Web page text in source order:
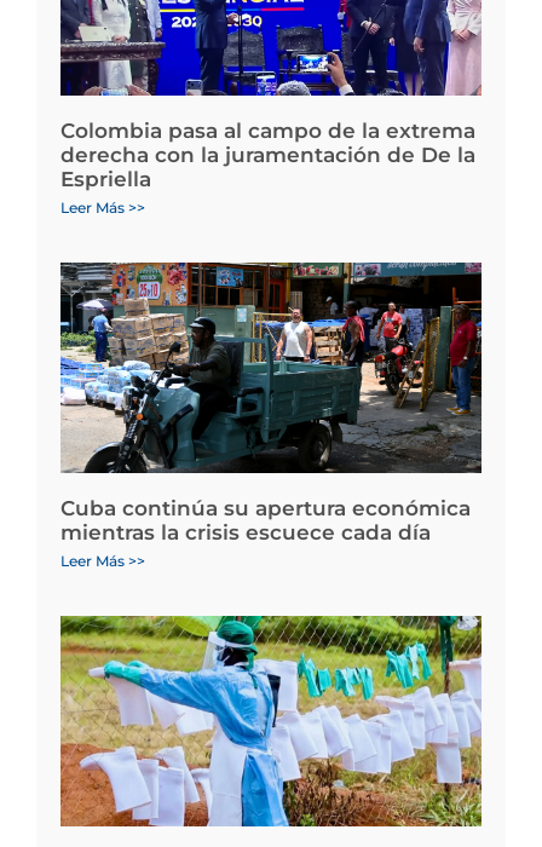
Colombia pasa al campo de la extrema
derecha con la juramentación de De la
Espriella
Leer Más >>
Cuba continúa su apertura económica
mientras la crisis escuece cada día
Leer Más >>